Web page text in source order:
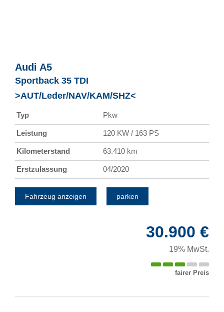
Audi A5
Sportback 35 TDI
>AUT/Leder/NAV/KAM/SHZ<
Typ Pkw
Leistung 120 KW / 163 PS
Kilometerstand 63.410 km
Erstzulassung 04/2020
Fahrzeug anzeigen parken
30.900 €
19% MwSt.
fairer Preis